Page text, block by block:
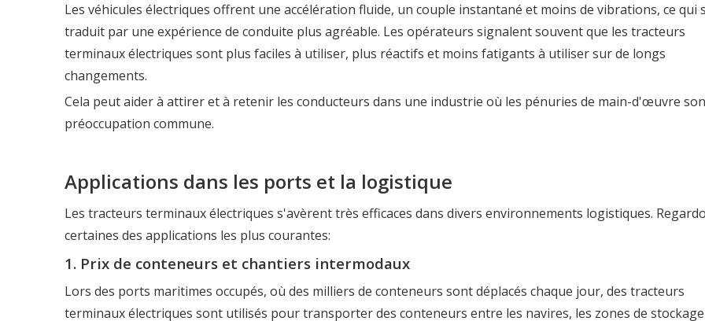
Les véhicules électriques offrent une accélération fluide, un couple instantané et moins de vibrations, ce qui
traduit par une expérience de conduite plus agréable. Les opérateurs signalent souvent que les tracteurs
terminaux électriques sont plus faciles à utiliser, plus réactifs et moins fatigants à utiliser sur de longs
changements.
Cela peut aider à attirer et à retenir les conducteurs dans une industrie où les pénuries de main-d'œuvre
préoccupation commune.
Applications dans les ports et la logistique
Les tracteurs terminaux électriques s'avèrent très efficaces dans divers environnements logistiques.
certaines des applications les plus courantes:
1. Prix de conteneurs et chantiers intermodaux
Lors des ports maritimes occupés, où des milliers de conteneurs sont déplacés chaque jour, des tracteurs
terminaux électriques sont utilisés pour transporter des conteneurs entre les navires, les zones de